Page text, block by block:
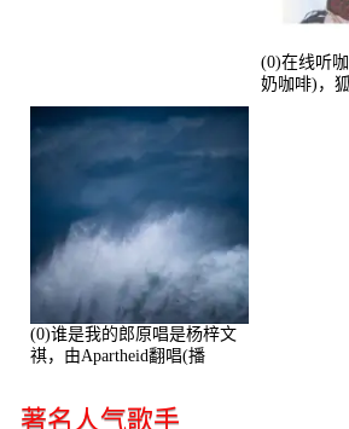
(0)在线听
奶咖啡)，
(0)谁是我的郎原唱是杨梓文
祺，由Apartheid翻唱(播
著名人气歌手